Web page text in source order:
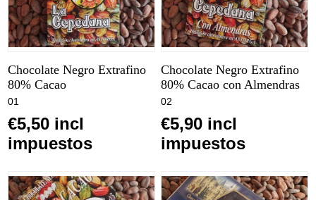
Chocolate Negro Extrafino
80% Cacao
01
€5,50 incl
impuestos
Chocolate Negro Extrafino
80% Cacao con Almendras
02
€5,90 incl
impuestos